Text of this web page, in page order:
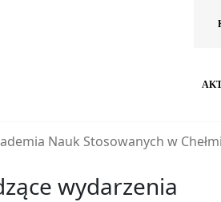
Nauk Stosowanych w
wydarzenia